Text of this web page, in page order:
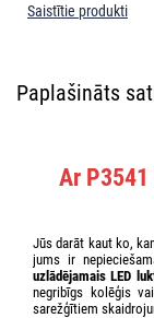
Saistītie produkti
Paplašināts
Ar
Jūs darāt kaut ko,
jums ir
uzlādējamais LED
negribīgs kolēģis
sarežģītiem